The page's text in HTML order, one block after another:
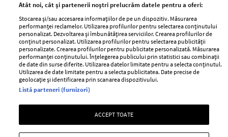
GSP
Unica
Baby
Retete
femei
Viva
Avantaje
Retete practice
Pariază responsabil! Decizia ONJN nr. 821/25.09.2025.
Jocurile de noroc sunt interzise minorilor.
Copyright © 2026 Ringier Romania SRL
Atât noi, cât și partenerii noștri prelucrăm datele pentru a oferi:
Stocarea și/sau accesarea informațiilor de pe un dispozitiv. Măsurarea
performanței reclamelor. Utilizarea profilurilor pentru selectarea conținutului
personalizat. Dezvoltarea și îmbunătățirea serviciilor. Crearea profilurilor de
conținut personalizat. Utilizarea profilurilor pentru selectarea publicității
personalizate. Crearea profilurilor pentru publicitate personalizată. Măsurarea
performanței conținutului. Înțelegerea publicului prin statistici sau combinații
de date din surse diferite. Utilizarea datelor limitate pentru a selecta conținutul.
Utilizarea de date limitate pentru a selecta publicitatea. Date precise de
geolocație și identificarea prin scanarea dispozitivului.
Listă parteneri (furnizori)
ACCEPT TOATE